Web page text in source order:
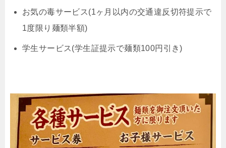
お気の毒サービス(1ヶ月以内の交通違反切符提示で
1度限り麺類半額)
学生サービス(学生証提示で麺類100円引き)